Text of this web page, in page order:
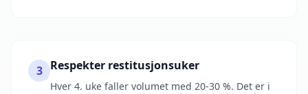
3 Respekter restitusjonsuker
Hver 4. uke faller volumet med 20-30 %. Det er i